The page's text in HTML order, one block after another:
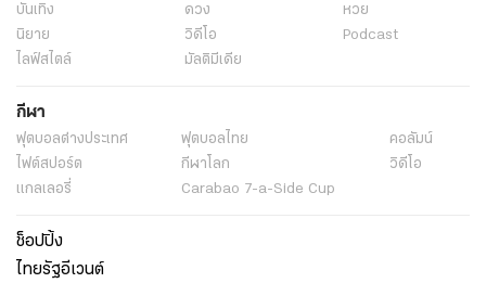
บันเทิง
ดวง
หวย
นิยาย
วิดีโอ
Podcast
ไลฟ์สไตล์
มัลติมีเดีย
กีฬา
ฟุตบอลต่่างประเทศ ฟุตบอลไทย
คอลัมน์
ไฟต์สปอร์ต
กีฬาโลก
วิดีโอ
แกลเลอรี่
Carabao 7-a-Side Cup
ช็อปปิ้ง
ไทยรัฐอีเวนต์